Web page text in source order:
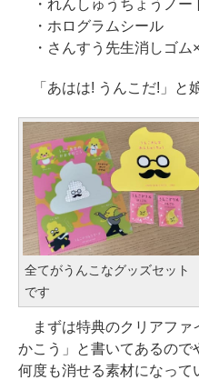
・れんしゅうちょうノー
・ホログラムシール
・さんすう先生消しゴム
「あはは! うんこだ!」と
全てがうんこなグッズセット
です
まずは特典のクリアファ
かこう」と書いてあるの
何度も消せる素材になって